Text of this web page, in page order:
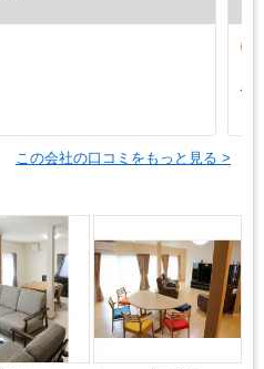
て
この会社の口コミをもっと見る >